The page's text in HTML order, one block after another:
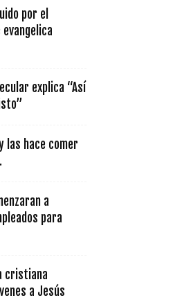
por el
explica “Así
las hace comer
a
para
cristiana
a Jesús